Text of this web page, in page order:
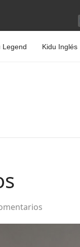
Legend Kidu Inglés